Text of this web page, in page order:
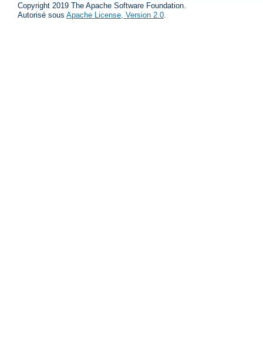
Copyright 2019 The Apache Software Foundation.
Autorisé sous Apache License, Version 2.0